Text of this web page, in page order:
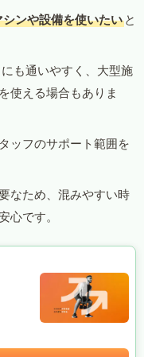
ンや設備を使いたい と
も通いやすく、大型施
使える場合もありま
ッフのサポート範囲を
なため、混みやすい時
心です。